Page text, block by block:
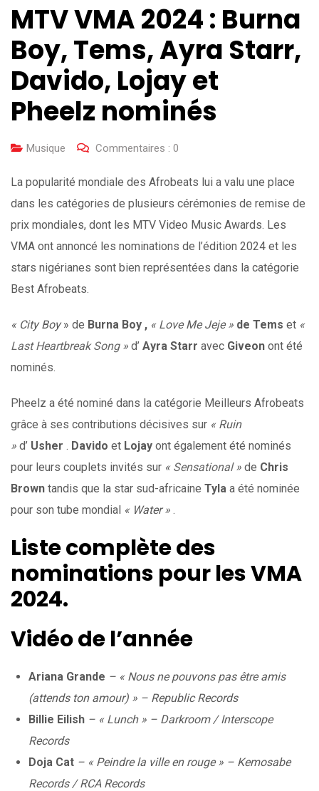
MTV VMA 2024 : Burna
Boy, Tems, Ayra Starr,
Davido, Lojay et
Pheelz nominés
Musique Commentaires : 0
La popularité mondiale des Afrobeats lui a valu une place
dans les catégories de plusieurs cérémonies de remise de
prix mondiales, dont les MTV Video Music Awards. Les
VMA ont annoncé les nominations de l’édition 2024 et les
stars nigérianes sont bien représentées dans la catégorie
Best Afrobeats.
« City Boy» de Burna Boy , « Love Me Jeje » de Tems et «
Last Heartbreak Song» d’ Ayra Starr avec Giveon ont été
nominés.
Pheelz a été nominé dans la catégorie Meilleurs Afrobeats
grâce à ses contributions décisives sur « Ruin
» d’ Usher Davido et Lojay ont également été nominés
pour leurs couplets invités sur « Sensational» de Chris
Brown tandis que la star sud-africaine Tyla a été nominée
pour son tube mondial « Water »
Liste complète des
nominations pour les VMA
2024.
Vidéo de l’année
Ariana Grande – « Nous ne pouvons pas être amis
(attends ton amour) » – Republic Records
Billie Eilish – « Lunch » – Darkroom / Interscope
Records
Doja Cat – « Peindre la ville en rouge » – Kemosabe
Records / RCA Records